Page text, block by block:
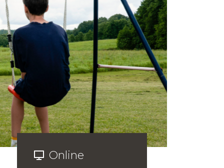
Online